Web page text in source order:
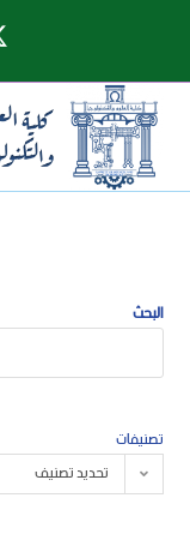
البحث
تصنيفات
تحديد تصنيف